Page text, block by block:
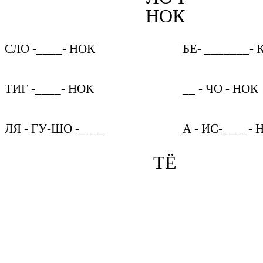
НОК
СЛО -____- НОК БЕ- _______-
ТИГ -____- НОК __ - ЧО - НОК
ЛЯ - ГУ-ШО -____ А - ИС-____-
ТЁ